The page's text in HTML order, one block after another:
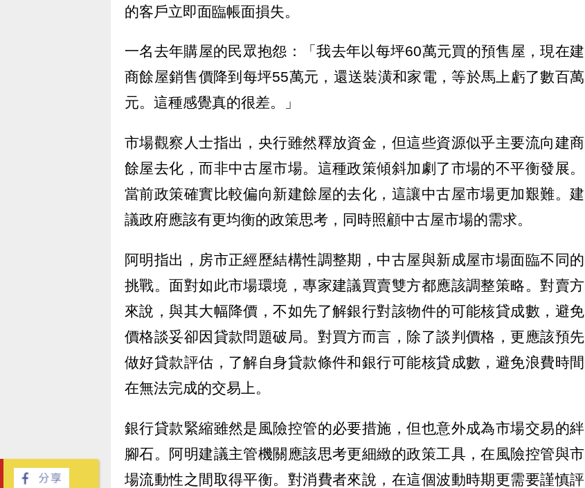
的客戶立即面臨帳面損失。
一名去年購屋的民眾抱怨：「我去年以每坪60萬元買的預售屋，現在建
商餘屋銷售價降到每坪55萬元，還送裝潢和家電，等於馬上虧了數百萬
元。這種感覺真的很差。」
市場觀察人士指出，央行雖然釋放資金，但這些資源似乎主要流向建商
餘屋去化，而非中古屋市場。這種政策傾斜加劇了市場的不平衡發展。
當前政策確實比較偏向新建餘屋的去化，這讓中古屋市場更加艱難。建
議政府應該有更均衡的政策思考，同時照顧中古屋市場的需求。
阿明指出，房市正經歷結構性調整期，中古屋與新成屋市場面臨不同的
挑戰。面對如此市場環境，專家建議買賣雙方都應該調整策略。對賣方
來說，與其大幅降價，不如先了解銀行對該物件的可能核貸成數，避免
價格談妥卻因貸款問題破局。對買方而言，除了談判價格，更應該預先
做好貸款評估，了解自身貸款條件和銀行可能核貸成數，避免浪費時間
在無法完成的交易上。
銀行貸款緊縮雖然是風險控管的必要措施，但也意外成為市場交易的絆
腳石。阿明建議主管機關應該思考更細緻的政策工具，在風險控管與市
場流動性之間取得平衡。對消費者來說，在這個波動時期更需要謹慎評